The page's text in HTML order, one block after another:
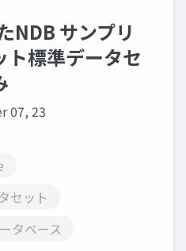
NDB サンプリ
ト標準データセ
07, 23
セット
タベース